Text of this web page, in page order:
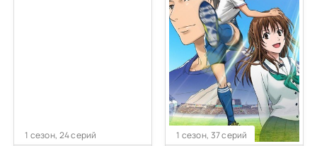
1 сезон, 24 серий 1 сезон, 37 серий